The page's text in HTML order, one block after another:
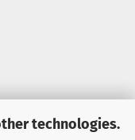
technologies.